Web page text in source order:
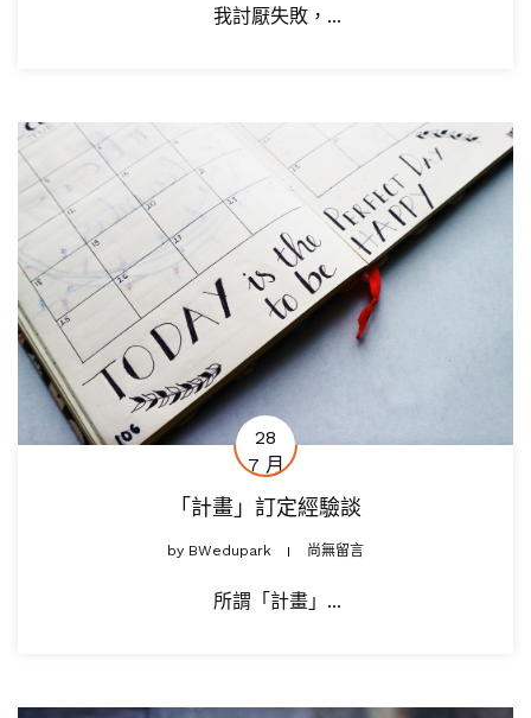
我討厭失敗，...
28
7 月
「計畫」訂定經驗談
by BWedupark 尚無留言
所謂「計畫」...